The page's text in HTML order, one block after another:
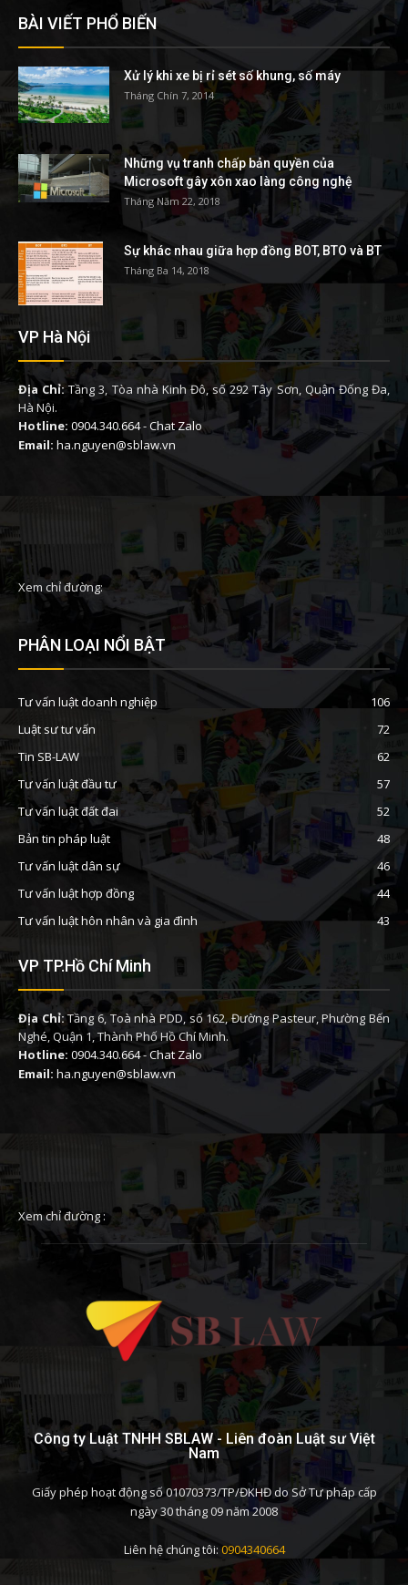
BÀI VIẾT PHỔ BIẾN
Xử lý khi xe bị rỉ sét số khung, số máy
Tháng Chín 7, 2014
Những vụ tranh chấp bản quyền của
Microsoft gây xôn xao làng công nghệ
Tháng Năm 22, 2018
Sự khác nhau giữa hợp đồng BOT, BTO và BT
Tháng Ba 14, 2018
VP Hà Nội
Địa Chỉ: Tầng 3, Tòa nhà Kinh Đô, số 292 Tây Sơn, Quận Đống Đa,
Hà Nội.
Hotline: 0904.340.664-Chat Zalo
Email: ha.nguyen@sblaw.vn
Xem chỉ đường:
PHÂN LOẠI NỔI BẬT
Tư vấn luật doanh nghiệp
106
Luật sư tư vấn
72
Tin SB-LAW
62
Tư vấn luật đầu tư
57
Tư vấn luật đất đai
52
Bản tin pháp luật
48
Tư vấn luật dân sự
46
Tư vấn luật hợp đồng
44
Tư vấn luật hôn nhân và gia đình
43
VP TP.Hồ Chí Minh
Địa Chỉ:Tầng 6, Toà nhà PDD, số 162, Đường Pasteur, Phường Bến
Nghé, Quận 1, Thành Phố Hồ Chí Minh.
Hotline: 0904.340.664-Chat Zalo
Email: ha.nguyen@sblaw.vn
Xem chỉ đường :
Công ty Luật TNHH SBLAW - Liên đoàn Luật sư Việt
Nam
Giấy phép hoạt động số 01070373/TP/ĐKHĐ do Sở Tư pháp cấp
ngày 30 tháng 09 năm 2008
Liên hệ chúng tôi: 0904340664